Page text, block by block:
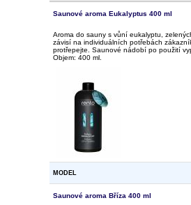
Saunové aroma Eukalyptus 400 ml
Aroma do sauny s vůní eukalyptu,
závisí na individuálních potřebách
protřepejte. Saunové nádobí po použití
Objem: 400 ml.
MODEL
Saunové aroma Bříza 400 ml